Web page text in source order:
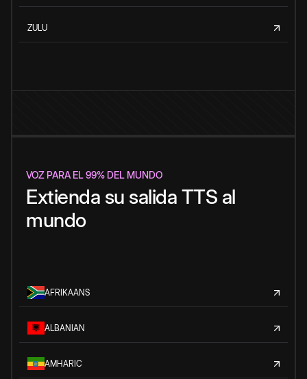
ZULU
VOZ PARA EL 99% DEL MUNDO
Extienda su salida TTS al
mundo
AFRIKAANS
ALBANIAN
AMHARIC